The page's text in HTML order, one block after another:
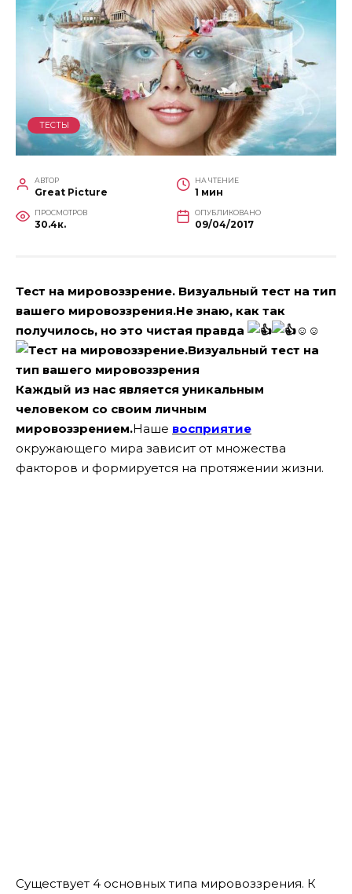
ТЕСТЫ
АВТОР
Great Picture
НА ЧТЕНИЕ
1 мин
ПРОСМОТРОВ
30.4к.
ОПУБЛИКОВАНО
09/04/2017
Тест на мировоззрение. Визуальный тест на тип
вашего мировоззрения.Не знаю, как так
получилось, но это чистая правда
☺☺
Каждый из нас является уникальным
человеком со своим личным
мировоззрением.Наше восприятие
окружающего мира зависит от множества
факторов и формируется на протяжении жизни.
Существует 4 основных типа мировоззрения. К